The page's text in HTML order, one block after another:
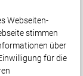
Webseiten-
stimmen
über
für die